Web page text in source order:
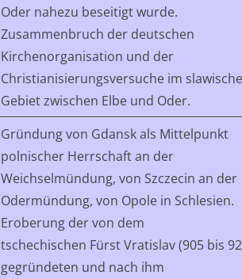
Oder nahezu beseitigt wurde.
Zusammenbruch der deutschen
Kirchenorganisation und der
Christianisierungsversuche im
Gebiet zwischen Elbe und Oder.
Gründung von Gdansk als Mittelpunkt
polnischer Herrschaft an der
Weichselmündung, von Szczecin an der
Odermündung, von Opole in Schlesien.
Eroberung der von dem
tschechischen Fürst Vratislav (905 bis
gegründeten und nach ihm